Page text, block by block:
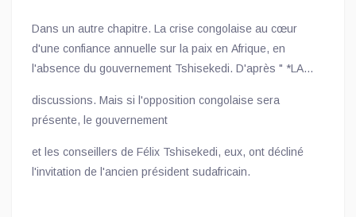
Dans un autre chapitre. La crise congolaise au cœur
d'une confiance annuelle sur la paix en Afrique, en
l'absence du gouvernement Tshisekedi. D'après " *LA
la sécurité en Afrique organisé par la Fondation Thabo
Mbeki s'est ouvert hier mercredi près de Johannesburg.
Cette année, précise le tabloïd, la RDC est au
programme des
discussions. Mais si l'opposition congolaise sera
présente, le gouvernement
et les conseillers de Félix Tshisekedi, eux, ont décliné
l'invitation de l'ancien président sudafricain.